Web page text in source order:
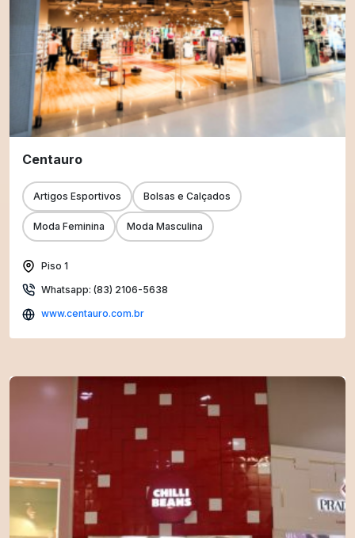
Centauro
Artigos Esportivos Bolsas e Calçados
Moda Feminina Moda Masculina
Piso 1
Whatsapp: (83) 2106-5638
www.centauro.com.br